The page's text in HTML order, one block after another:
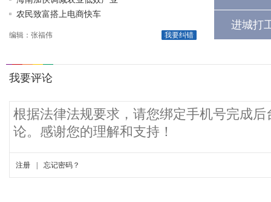
农民致富搭上电商快车
我要纠错
编辑：张福伟
进城打